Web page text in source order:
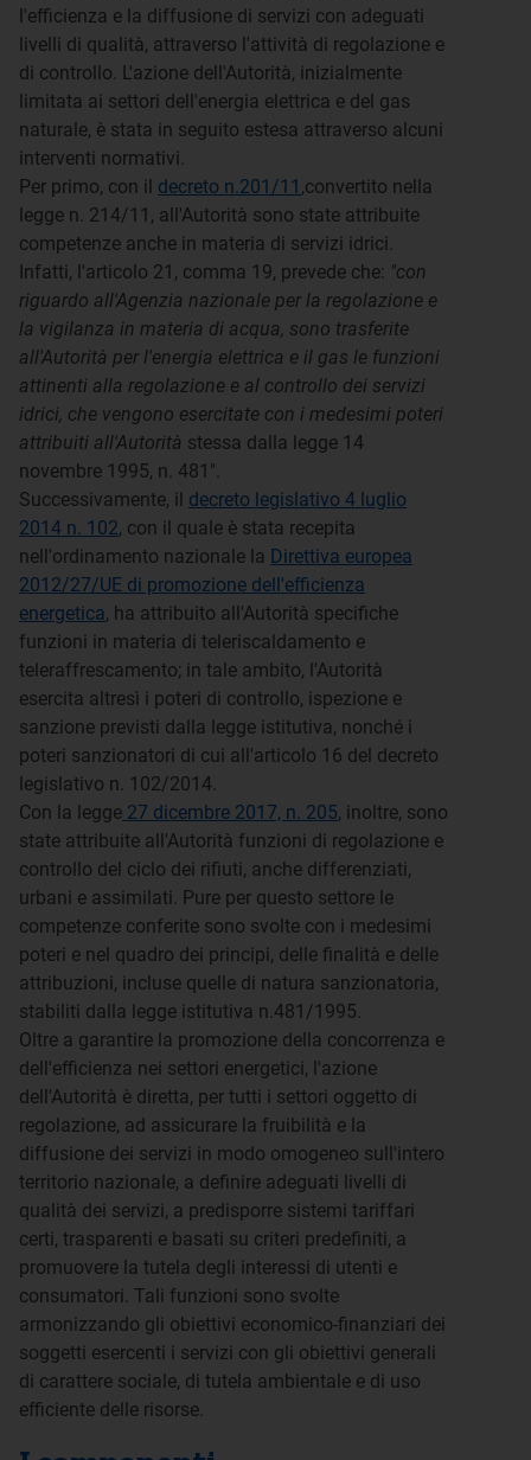
l'efficienza e la diffusione di servizi con adeguati
livelli di qualità, attraverso l'attività di regolazione e
di controllo. L'azione dell'Autorità, inizialmente
limitata ai settori dell'energia elettrica e del gas
naturale, è stata in seguito estesa attraverso alcuni
interventi normativi.
Per primo, con il decreto n.201/11 ,convertito nella
legge n. 214/11, all'Autorità sono state attribuite
competenze anche in materia di servizi idrici.
Infatti, l'articolo 21, comma 19, prevede che: "con
riguardo all'Agenzia nazionale per la regolazione e
la vigilanza in materia di acqua, sono trasferite
all'Autorità per l'energia elettrica e il gas le funzioni
attinenti alla regolazione e al controllo dei servizi
idrici, che vengono esercitate con i medesimi poteri
attribuiti all'Autorità stessa dalla legge 14
novembre 1995, n. 481".
Successivamente, il decreto legislativo 4 luglio
2014 n. 102, con il quale è stata recepita
nell'ordinamento nazionale la Direttiva europea
2012/27/UE di promozione dell'efficienza
energetica, ha attribuito all'Autorità specifiche
funzioni in materia di teleriscaldamento e
teleraffrescamento; in tale ambito, l'Autorità
esercita altresì i poteri di controllo, ispezione e
sanzione previsti dalla legge istitutiva, nonché i
poteri sanzionatori di cui all'articolo 16 del decreto
legislativo n. 102/2014.
Con la legge 27 dicembre 2017, n. 205, inoltre, sono
state attribuite all'Autorità funzioni di regolazione e
controllo del ciclo dei rifiuti, anche differenziati,
urbani e assimilati. Pure per questo settore le
competenze conferite sono svolte con i medesimi
poteri e nel quadro dei principi, delle finalità e delle
attribuzioni, incluse quelle di natura sanzionatoria,
stabiliti dalla legge istitutiva n.481/1995.
Oltre a garantire la promozione della concorrenza e
dell'efficienza nei settori energetici, l'azione
dell'Autorità è diretta, per tutti i settori oggetto di
regolazione, ad assicurare la fruibilità e la
diffusione dei servizi in modo omogeneo sull'intero
territorio nazionale, a definire adeguati livelli di
qualità dei servizi, a predisporre sistemi tariffari
certi, trasparenti e basati su criteri predefiniti, a
promuovere la tutela degli interessi di utenti e
consumatori. Tali funzioni sono svolte
armonizzando gli obiettivi economico-finanziari dei
soggetti esercenti i servizi con gli obiettivi generali
di carattere sociale, di tutela ambientale e di uso
efficiente delle risorse.